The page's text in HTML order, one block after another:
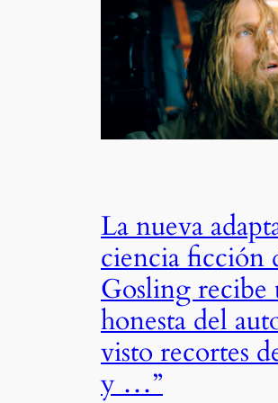
La nueva
ciencia ficción
Gosling recibe
honesta del
visto recortes
y …”